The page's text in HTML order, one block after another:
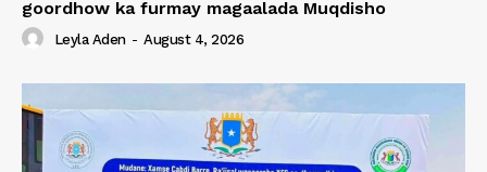
goordhow ka furmay magaalada Muqdisho
Leyla Aden - August 4, 2026